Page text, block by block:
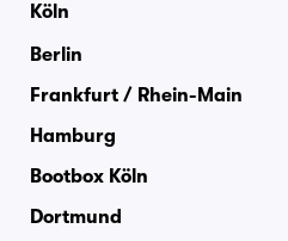
Köln
Berlin
Frankfurt / Rhein-Main
Hamburg
Bootbox Köln
Dortmund